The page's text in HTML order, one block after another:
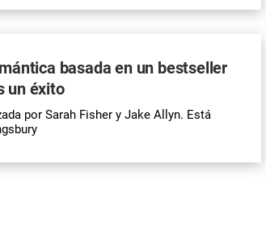
basada en un bestseller
un éxito
por Sarah Fisher y Jake Allyn. Está